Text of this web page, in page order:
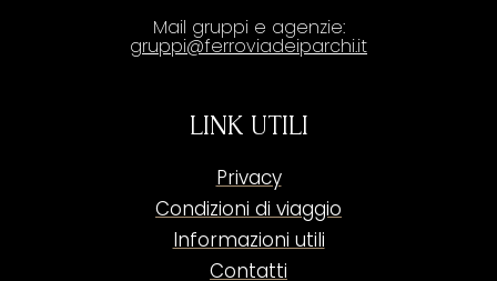
Mail gruppi e agenzie:
gruppi@ferroviadeiparchi.it
LINK UTILI
Privacy
Condizioni di viaggio
Informazioni utili
Contatti